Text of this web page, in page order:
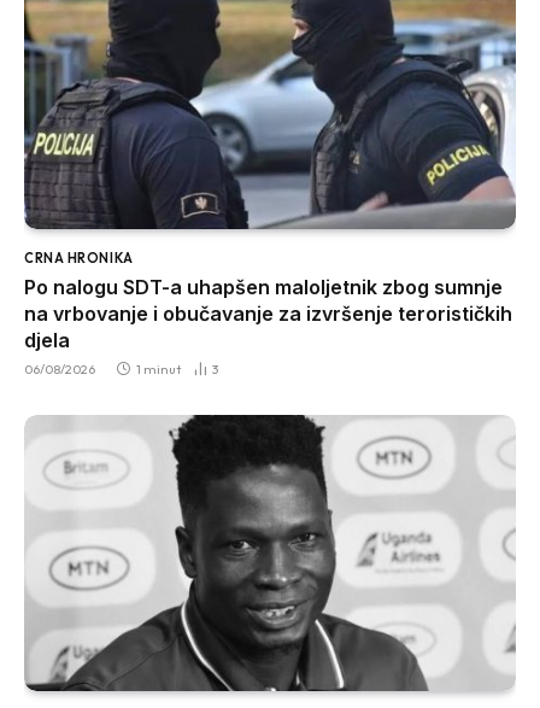
CRNA HRONIKA
Po nalogu SDT-a uhapšen maloljetnik zbog sumnje
na vrbovanje i obučavanje za izvršenje terorističkih
djela
06/08/2026 1 minut 3